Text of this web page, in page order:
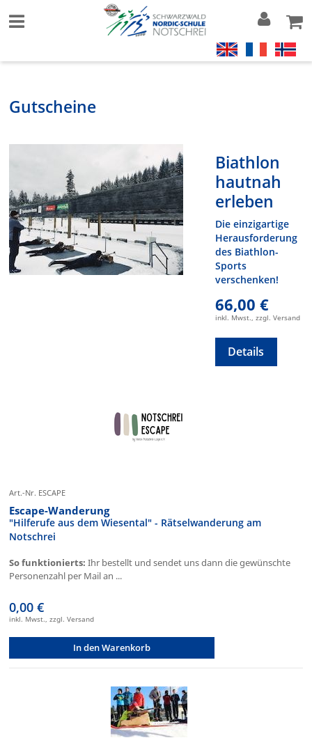
Gutscheine
Biathlon
hautnah
erleben
Die einzigartige
Herausforderung
des Biathlon-
Sports
verschenken!
66,00 €
inkl. Mwst., zzgl. Versand
Details
Art.-Nr. ESCAPE
Escape-Wanderung
"Hilferufe aus dem Wiesental" - Rätselwanderung am
Notschrei
So funktionierts: Ihr bestellt und sendet uns dann die gewünschte
Personenzahl per Mail an ...
0,00 €
inkl. Mwst., zzgl. Versand
In den Warenkorb